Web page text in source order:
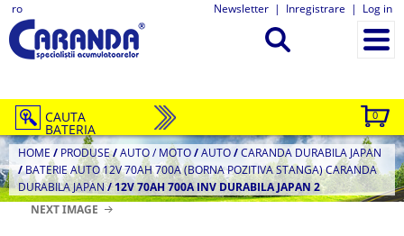
ro Newsletter | Inregistrare | Log in
0
CAUTA
BATERIA
HOME / PRODUSE/AUTO / MOTO/AUTO/CARANDA DURABILA JAPAN
/BATERIE AUTO 12V 70AH 700A (BORNA POZITIVA STANGA) CARANDA
DURABILA JAPAN/12V 70AH 700A INV DURABILA JAPAN 2
NEXT IMAGE